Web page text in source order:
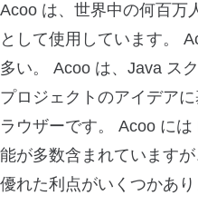
Acoo は、世界中の何百万
として使用しています。
多い。 Acoo は、Java ス
プロジェクトのアイデア
ラウザーです。 Acoo に
能が多数含まれています
優れた利点がいくつかあ